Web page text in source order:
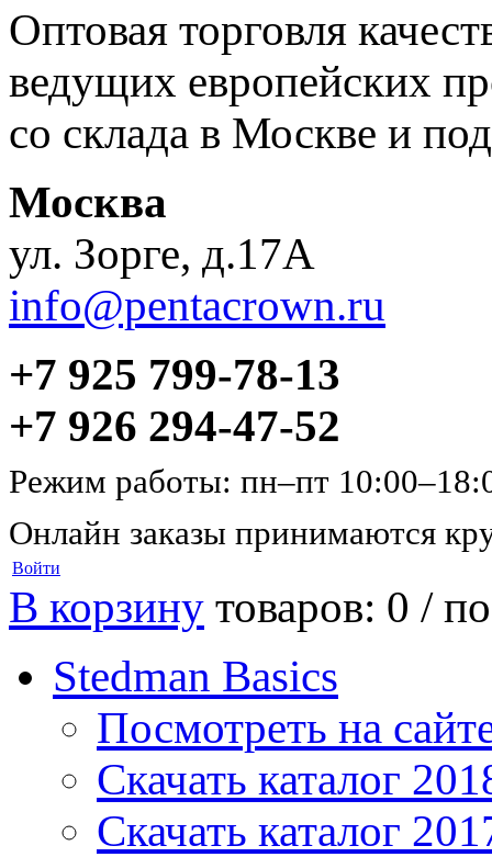
Оптовая торговля
ведущих европейских
со склада в Москве и под
Москва
ул. Зорге, д.17А
info@pentacrown.ru
+7 925 799-78-13
+7 926 294-47-52
Режим работы: пн–пт
Онлайн заказы принимаются
Войти
В корзину товаров: 0 /
Stedman Basics
Посмотреть на
Скачать каталог
Скачать каталог